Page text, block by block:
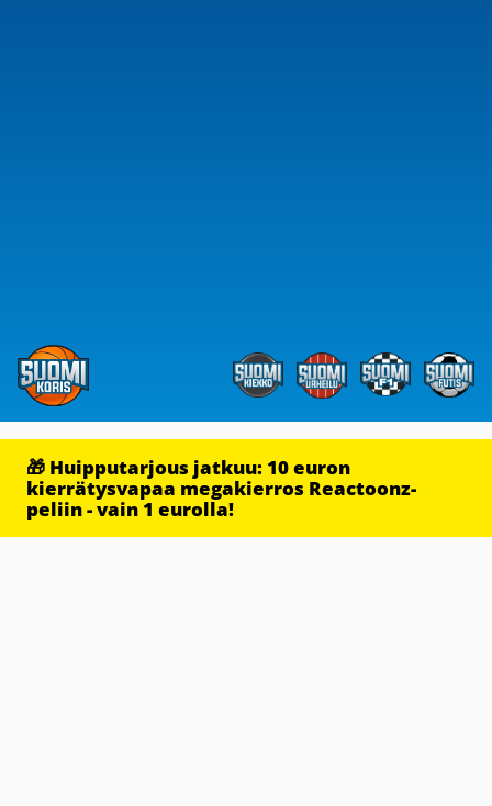
🎁 Huipputarjous jatkuu: 10 euron
kierrätysvapaa megakierros Reactoonz-
peliin - vain 1 eurolla!